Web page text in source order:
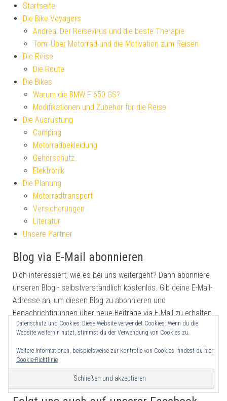
Startseite
Die Bike Voyagers
Andrea: Der Reisevirus und die beste Therapie
Tom: Über Motorrad und die Motivation zum Reisen
Die Reise
Die Route
Die Bikes
Warum die BMW F 650 GS?
Modifikationen und Zubehör für die Reise
Die Ausrüstung
Camping
Motorradbekleidung
Gehörschutz
Elektronik
Die Planung
Motorradtransport
Versicherungen
Literatur
Unsere Partner
Blog via E-Mail abonnieren
Dich interessiert, wie es bei uns weitergeht? Dann abonniere
unseren Blog - selbstverständlich kostenlos. Gib deine E-Mail-
Adresse an, um diesen Blog zu abonnieren und
Benachrichtigungen über neue Beiträge via E-Mail zu erhalten.
E-Mail-Adresse
Abonnieren
Datenschutz und Cookies: Diese Website verwendet Cookies. Wenn du die
Website weiterhin nutzt, stimmst du der Verwendung von Cookies zu.
Weitere Informationen, beispielsweise zur Kontrolle von Cookies, findest du hier:
Cookie-Richtlinie